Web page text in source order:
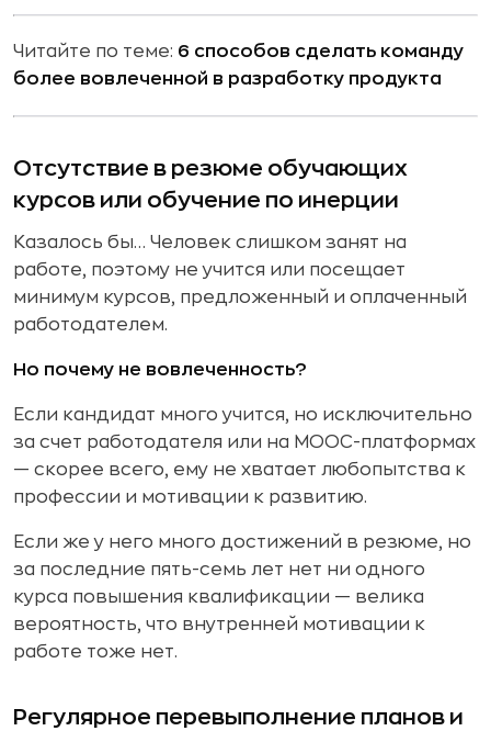
Читайте по теме: 6 способов сделать команду
более вовлеченной в разработку продукта
Отсутствие в резюме обучающих
курсов или обучение по инерции
Казалось бы… Человек слишком занят на
работе, поэтому не учится или посещает
минимум курсов, предложенный и оплаченный
работодателем.
Но почему не вовлеченность?
Если кандидат много учится, но исключительно
за счет работодателя или на MOOC-платформах
— скорее всего, ему не хватает любопытства к
профессии и мотивации к развитию.
Если же у него много достижений в резюме, но
за последние пять-семь лет нет ни одного
курса повышения квалификации — велика
вероятность, что внутренней мотивации к
работе тоже нет.
Регулярное перевыполнение планов и